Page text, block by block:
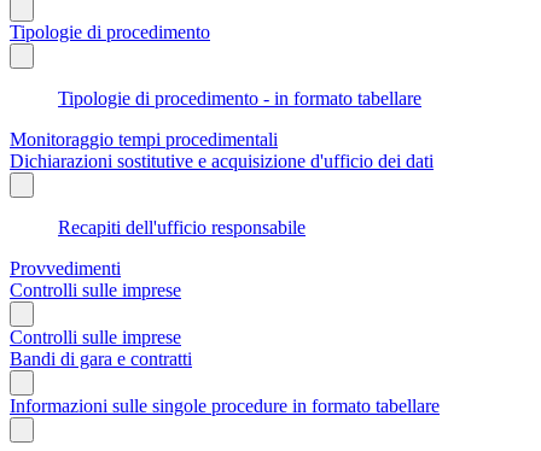
Tipologie di procedimento
Tipologie di procedimento - in formato tabellare
Monitoraggio tempi procedimentali
Dichiarazioni sostitutive e acquisizione d'ufficio dei dati
Recapiti dell'ufficio responsabile
Provvedimenti
Controlli sulle imprese
Controlli sulle imprese
Bandi di gara e contratti
Informazioni sulle singole procedure in formato tabellare